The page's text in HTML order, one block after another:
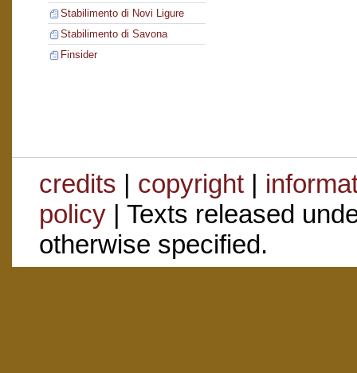
Stabilimento di Novi Ligure
Stabilimento di Savona
Finsider
credits | copyright|
policy| Texts released
otherwise specified.